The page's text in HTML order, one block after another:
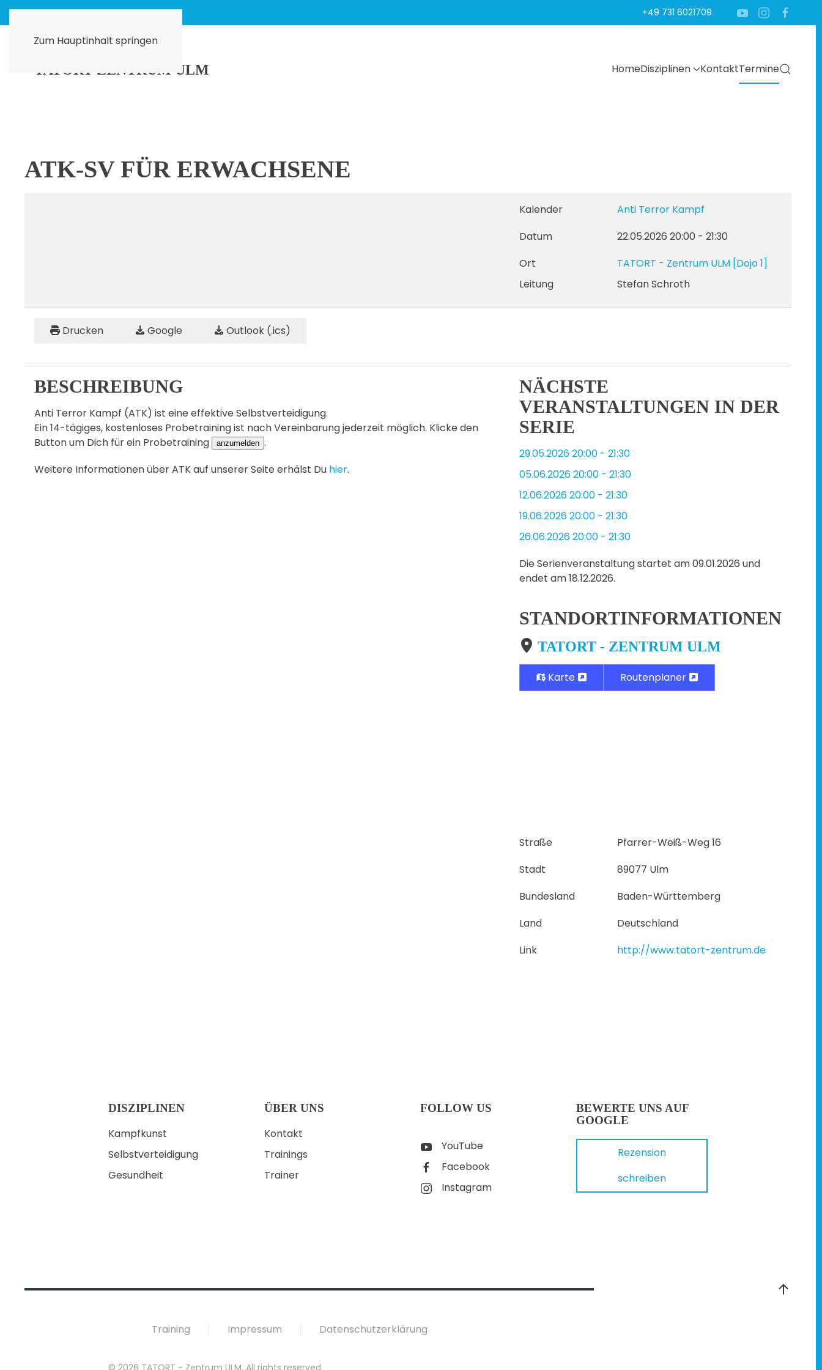
Zum Hauptinhalt springen
+49 731 6021709
HomeDisziplinen KontaktTermine
ATK-SV FÜR ERWACHSENE
Kalender
Anti Terror Kampf
Datum
22.05.2026 20:00 - 21:30
Ort
TATORT - Zentrum ULM [Dojo 1]
Leitung
Stefan Schroth
Drucken Google Outlook (.ics)
BESCHREIBUNG
Anti Terror Kampf (ATK) ist eine effektive Selbstverteidigung.
Ein 14-tägiges, kostenloses Probetraining ist nach Vereinbarung jederzeit möglich. Klicke den
Button um Dich für ein Probetraining
anzumelden .
Weitere Informationen über ATK auf unserer Seite erhälst Du hier.
NÄCHSTE
VERANSTALTUNGEN IN DER
SERIE
29.05.202620:00 - 21:30
05.06.202620:00 - 21:30
12.06.202620:00 - 21:30
19.06.202620:00 - 21:30
26.06.202620:00 - 21:30
Die Serienveranstaltung startet am 09.01.2026 und
endet am 18.12.2026.
STANDORTINFORMATIONEN
TATORT - ZENTRUM ULM
Karte Routenplaner
Straße
Pfarrer-Weiß-Weg 16
Stadt
89077 Ulm
Bundesland
Baden-Württemberg
Land
Deutschland
Link
http://www.tatort-zentrum.de
DISZIPLINEN
Kampfkunst
Selbstverteidigung
Gesundheit
ÜBER UNS
Kontakt
Trainings
Trainer
FOLLOW US
YouTube
Facebook
Instagram
BEWERTE UNS AUF
GOOGLE
Rezension
schreiben
Training Impressum Datenschutzerklärung